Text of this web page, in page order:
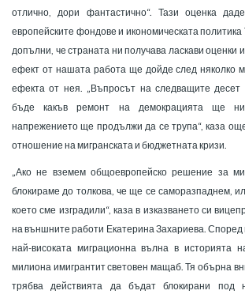
отлично, дори фантастично“. Тази оценка
европейските фондове и икономическата
допълни, че страната ни получава ласкави оценки
ефект от нашата работа ще дойде след няколко
ефекта от нея. „Въпросът на следващите десет
бъде какъв ремонт на демокрацията ще
напрежението ще продължи да се трупа“, каза
отношение на мигранската и бюджетната кризи.
„Ако не вземем общоевропейско решение за
блокираме до толкова, че ще се саморазпаднем,
което сме изградили“, каза в изказването си
на външните работи Екатерина Захариева. Според
най-високата миграционна вълна в историята
милиона имигрантит световен мащаб. Тя обърна
трябва действията да бъдат блокирани под